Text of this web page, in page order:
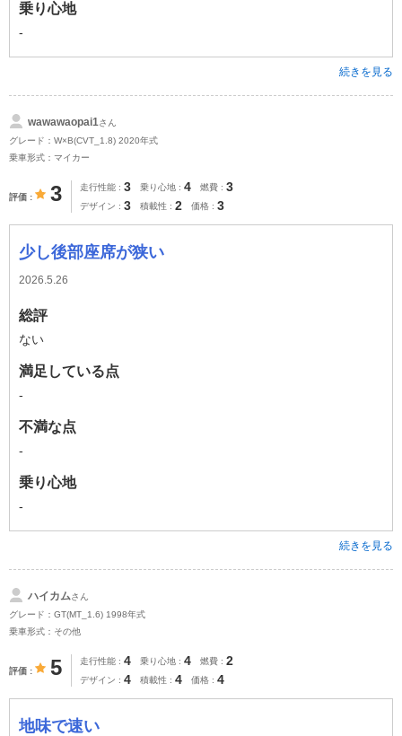
乗り心地
-
続きを見る
wawawaopai1さん
グレード：W×B(CVT_1.8) 2020年式
乗車形式：マイカー
評価 3 走行性能 3 乗り心地 4 燃費 3
デザイン 3 積載性 2 価格 3
少し後部座席が狭い
2026.5.26
総評
ない
満足している点
-
不満な点
-
乗り心地
-
続きを見る
ハイカムさん
グレード：GT(MT_1.6) 1998年式
乗車形式：その他
評価 5 走行性能 4 乗り心地 4 燃費 2
デザイン 4 積載性 4 価格 4
地味で速い